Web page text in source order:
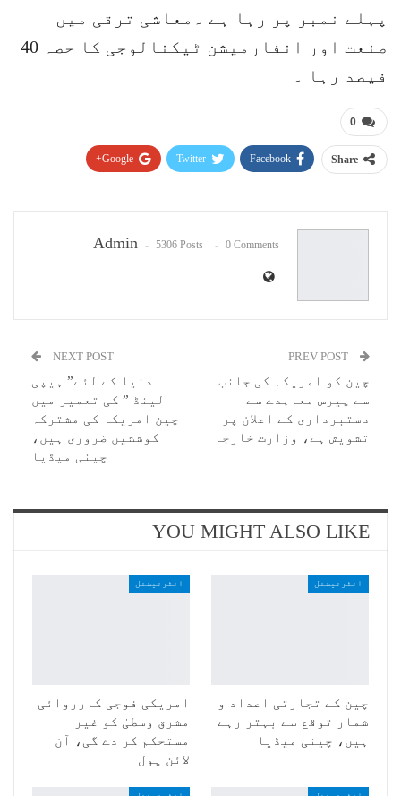
پہلے نمبر پر رہا ہے ۔معاشی ترقی میں
صنعت اور انفارمیشن ٹیکنالوجی کا حصہ 40
فیصد رہا ۔
0
Share
Facebook
Twitter
Google+
Admin 5306 Posts 0 Comments
چین کو امریکہ کی جانب
سے پیرس معاہدے سے
دستبرداری کے اعلان پر
تشویش ہے، وزارت خارجہ
NEXT POST
دنیا کے لئے” ہیپی
لینڈ ” کی تعمیر میں
چین امریکہ کی مشترکہ
کوششیں ضروری ہیں،
چینی میڈیا
YOU MIGHT ALSO LIKE
انٹرنیشنل
چین کے تجارتی اعداد و
شمار توقع سے بہتر رہے
ہیں، چینی میڈیا
انٹرنیشنل
امریکی فوجی کارروائی
مشرق وسطیٰ کو غیر
مستحکم کر دے گی، آن
لائن پول